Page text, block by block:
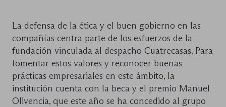
La defensa de la ética y el buen gobierno en las
compañías centra parte de los esfuerzos de la
fundación vinculada al despacho Cuatrecasas. Para
fomentar estos valores y reconocer buenas
prácticas empresariales en este ámbito, la
institución cuenta con la beca y el premio Manuel
Olivencia, que este año se ha concedido al grupo